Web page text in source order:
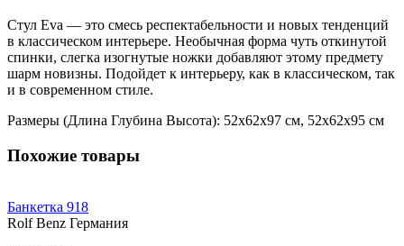
Стул Eva — это смесь респектабельности и новых тенденций
в классическом интерьере. Необычная форма чуть откинутой
спинки, слегка изогнутые ножки добавляют этому предмету
шарм новизны. Подойдет к интерьеру, как в классическом, так
и в современном стиле.
Размеры (Длина Глубина Высота): 52х62х97 см, 52х62х95 см
Похожие товары
Банкетка 918
Rolf Benz Германия